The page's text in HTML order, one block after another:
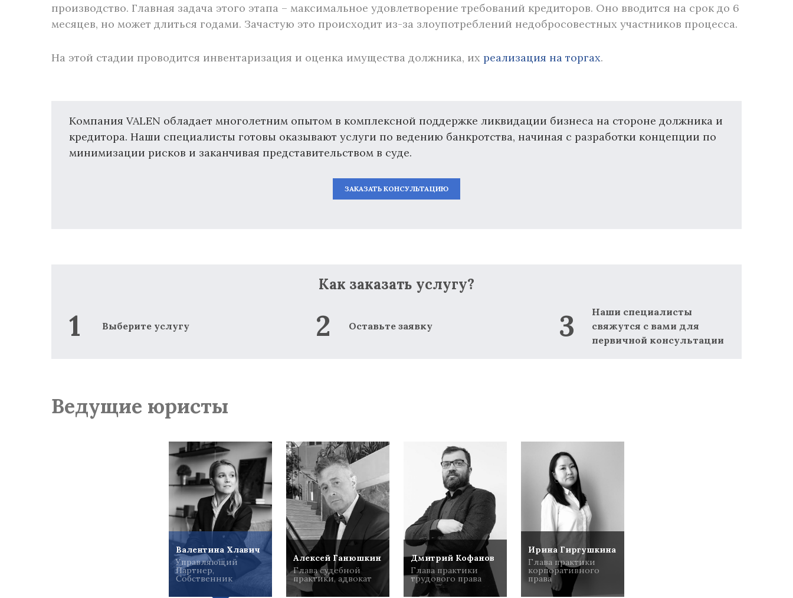
производство. Главная задача этого этапа – максимальное удовлетворение требований кредиторов. Оно вводится на срок до 6
месяцев, но может длиться годами. Зачастую это происходит из-за злоупотреблений недобросовестных участников процесса.
На этой стадии проводится инвентаризация и оценка имущества должника, их реализация на торгах.
Компания VALEN обладает многолетним опытом в комплексной поддержке ликвидации бизнеса на стороне должника и
кредитора. Наши специалисты готовы оказывают услуги по ведению банкротства, начиная с разработки концепции по
минимизации рисков и заканчивая представительством в суде.
ЗАКАЗАТЬ КОНСУЛЬТАЦИЮ
Как заказать услугу?
Выберите услугу Оставьте заявку
Наши специалисты
свяжутся с вами для
первичной консультации
Ведущие юристы
Валентина Хлавич
Управляющий
Партнер,
Собственник
Алексей Ганюшкин
Глава судебной
практики, адвокат
Дмитрий Кофанов
Глава практики
трудового права
Ирина Гиргушкина
Глава практики
корпоративного
права